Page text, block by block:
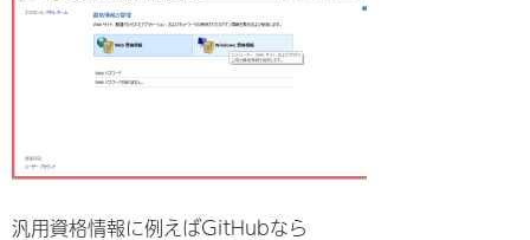
汎用資格情報に例えばGitHubなら